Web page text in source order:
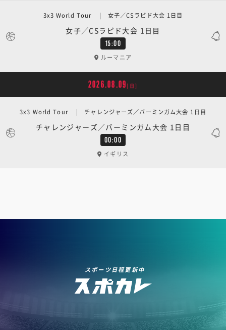
15:00
女子／CSラピド大会 1日目
3x3 World Tour | 女子／CSラピド大会 1日目
ルーマニア
2026.08.09 [日]
00:00
チャレンジャーズ／バーミンガム大会 1日目
3x3 World Tour | チャレンジャーズ／バーミンガム大会 1日目
イギリス
スポーツ日程更新中